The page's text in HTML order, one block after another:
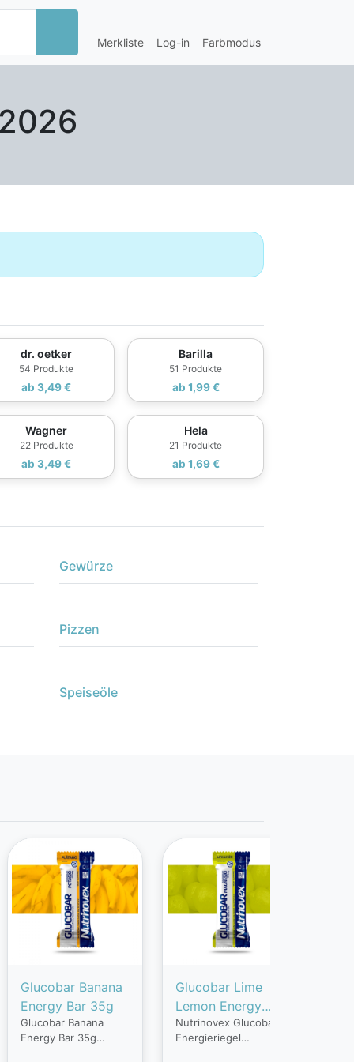
Merkliste Log-in Farbmodus
dr. oetker
54 Produkte
ab 3,49 €
Barilla
51 Produkte
ab 1,99 €
Wagner
22 Produkte
ab 3,49 €
Hela
21 Produkte
ab 1,69 €
Gewürze
Pizzen
Speiseöle
Glucobar Banana
Energy Bar 35g
Glucobar Banana
Energy Bar 35g
Glucobar Lime
Lemon Energy
Bar 35g
Nutrinovex Glucobar
Energieriegel